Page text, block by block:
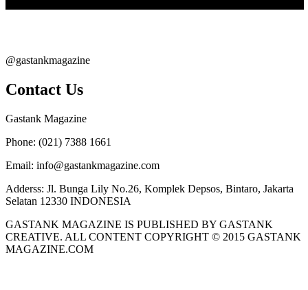
@gastankmagazine
Contact Us
Gastank Magazine
Phone: (021) 7388 1661
Email: info@gastankmagazine.com
Adderss: Jl. Bunga Lily No.26, Komplek Depsos, Bintaro, Jakarta
Selatan 12330 INDONESIA
GASTANK MAGAZINE IS PUBLISHED BY GASTANK
CREATIVE. ALL CONTENT COPYRIGHT © 2015 GASTANK
MAGAZINE.COM